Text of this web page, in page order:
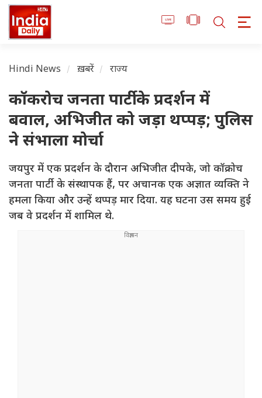
Hindi News ख़बरें राज्य
कॉकरोच जनता पार्टी के प्रदर्शन में
बवाल, अभिजीत को जड़ा थप्पड़; पुलिस
ने संभाला मोर्चा
जयपुर में एक प्रदर्शन के दौरान अभिजीत दीपके, जो कॉक्रोच
जनता पार्टी के संस्थापक हैं, पर अचानक एक अज्ञात व्यक्ति ने
हमला किया और उन्हें थप्पड़ मार दिया. यह घटना उस समय हुई
जब वे प्रदर्शन में शामिल थे.